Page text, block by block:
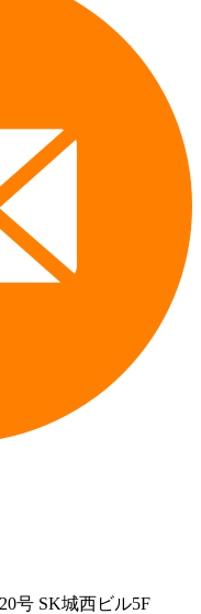
号 SK城西ビル5F